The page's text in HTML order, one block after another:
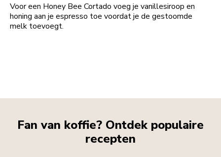
Voor een Honey Bee Cortado voeg je vanillesiroop en
honing aan je espresso toe voordat je de gestoomde
melk toevoegt.
Fan van koffie? Ontdek populaire
recepten